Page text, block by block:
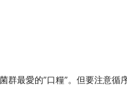
最愛的”口糧”。但要注意循